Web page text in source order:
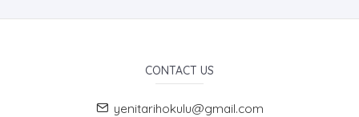
CONTACT US
yenitarihokulu@gmail.com